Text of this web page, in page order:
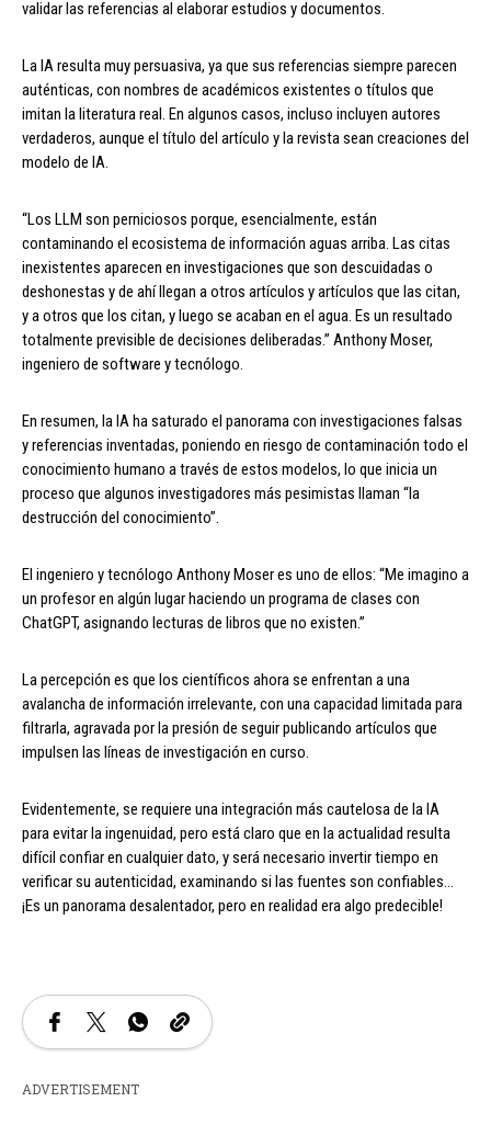
validar las referencias al elaborar estudios y documentos.
La IA resulta muy persuasiva, ya que sus referencias siempre parecen
auténticas, con nombres de académicos existentes o títulos que
imitan la literatura real. En algunos casos, incluso incluyen autores
verdaderos, aunque el título del artículo y la revista sean creaciones del
modelo de IA.
“Los LLM son perniciosos porque, esencialmente, están
contaminando el ecosistema de información aguas arriba. Las citas
inexistentes aparecen en investigaciones que son descuidadas o
deshonestas y de ahí llegan a otros artículos y artículos que las citan,
y a otros que los citan, y luego se acaban en el agua. Es un resultado
totalmente previsible de decisiones deliberadas.” Anthony Moser,
ingeniero de software y tecnólogo.
En resumen, la IA ha saturado el panorama con investigaciones falsas
y referencias inventadas, poniendo en riesgo de contaminación todo el
conocimiento humano a través de estos modelos, lo que inicia un
proceso que algunos investigadores más pesimistas llaman “la
destrucción del conocimiento”.
El ingeniero y tecnólogo Anthony Moser es uno de ellos: “Me imagino a
un profesor en algún lugar haciendo un programa de clases con
ChatGPT, asignando lecturas de libros que no existen.”
La percepción es que los científicos ahora se enfrentan a una
avalancha de información irrelevante, con una capacidad limitada para
filtrarla, agravada por la presión de seguir publicando artículos que
impulsen las líneas de investigación en curso.
Evidentemente, se requiere una integración más cautelosa de la IA
para evitar la ingenuidad, pero está claro que en la actualidad resulta
difícil confiar en cualquier dato, y será necesario invertir tiempo en
verificar su autenticidad, examinando si las fuentes son confiables…
¡Es un panorama desalentador, pero en realidad era algo predecible!
ADVERTISEMENT